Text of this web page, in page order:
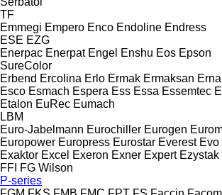
TF
Emmegi Empero Enco Endoline Endress
ESE EZG
Enerpac Enerpat Engel Enshu Eos Epson
SureColor
Erbend Ercolina Erlo Ermak Ermaksan
Esco Esmach Espera Ess Essa Essemtec
Etalon EuRec Eumach
LBM
Euro-Jabelmann Eurochiller Eurogen
Europower Europress Eurostar Everest Evo
Exaktor Excel Exeron Exner Expert Ezystak
FFI FG Wilson
P-series